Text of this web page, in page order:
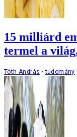
15 milliárd
termel a
Tóth András tudomány